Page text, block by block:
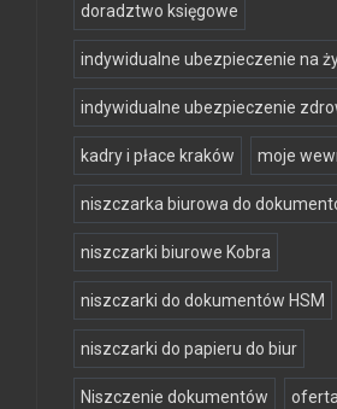
doradztwo księgowe
indywidualne ubezpieczenie na
indywidualne ubezpieczenie
kadry i płace kraków moje
niszczarka biurowa do
niszczarki biurowe Kobra
niszczarki do dokumentów HSM
niszczarki do papieru do biur
Niszczenie dokumentów